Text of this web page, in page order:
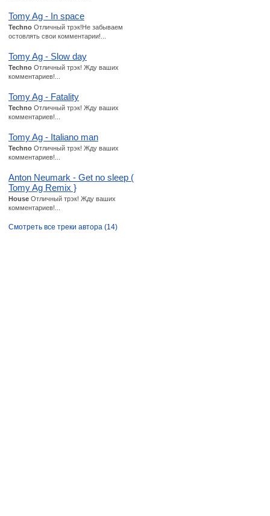
Tomy Ag - In space
Techno Отличный трэк!Не забываем
остовлять свои комментарии!...
Tomy Ag - Slow day
Techno Отличный трэк! Жду ваших
комментариев!...
Tomy Ag - Fatality
Techno Отличный трэк! Жду ваших
комментариев!...
Tomy Ag - Italiano man
Techno Отличный трэк! Жду ваших
комментариев!...
Anton Neumark - Get no sleep (
Tomy Ag Remix }
House Отличный трэк! Жду ваших
комментариев!...
Смотреть все треки автора (14)